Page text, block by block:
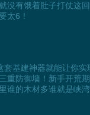
没有饿着肚子打仗这
太6！
基建神器就能让你
重防御墙！新手开荒
谁的木材多谁就是峡湾